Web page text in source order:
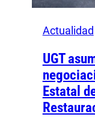
Actualidad
UGT
Estatal